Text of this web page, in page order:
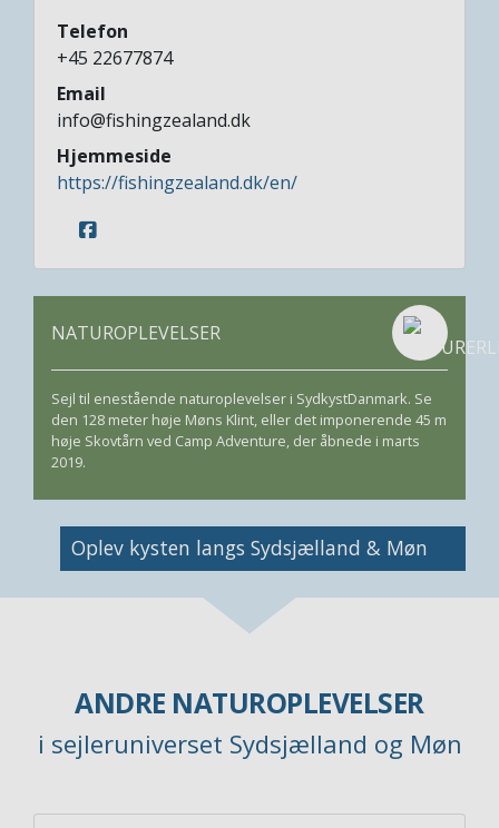
Telefon
+45 22677874
Email
info@fishingzealand.dk
Hjemmeside
https://fishingzealand.dk/en/
NATUROPLEVELSER
Sejl til enestående naturoplevelser i SydkystDanmark. Se
den 128 meter høje Møns Klint, eller det imponerende 45 m
høje Skovtårn ved Camp Adventure, der åbnede i marts
2019.
Image
Oplev kysten langs Sydsjælland & Møn
ANDRE NATUROPLEVELSER
i sejleruniverset Sydsjælland og Møn